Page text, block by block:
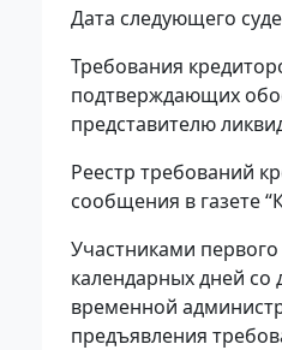
Дата следующего
Требования
подтверждающих
представителю
Реестр требований
сообщения в газете
Участниками
календарных дней со
временной
предъявления